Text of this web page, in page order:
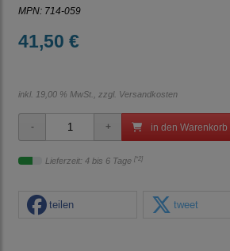
MPN: 714-059
41,50 €
inkl. 19,00 % MwSt., zzgl. Versandkosten
in den Warenkorb
Lieferzeit: 4 bis 6 Tage [*2]
teilen tweet